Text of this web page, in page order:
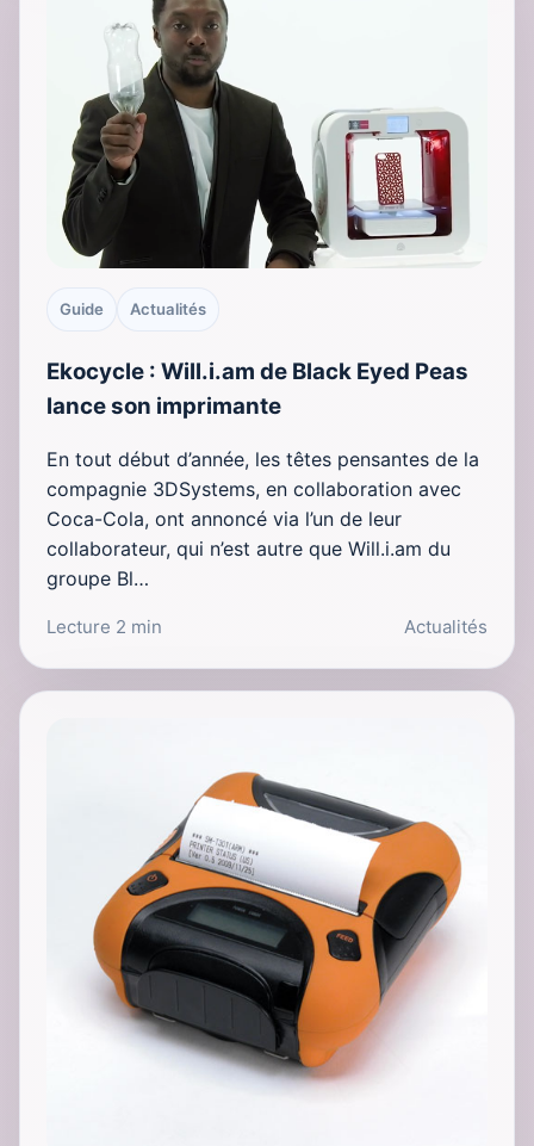
Guide Actualités
Ekocycle : Will.i.am de Black Eyed Peas
lance son imprimante
En tout début d’année, les têtes pensantes de la
compagnie 3DSystems, en collaboration avec
Coca-Cola, ont annoncé via l’un de leur
collaborateur, qui n’est autre que Will.i.am du
groupe Bl…
Lecture 2 min Actualités